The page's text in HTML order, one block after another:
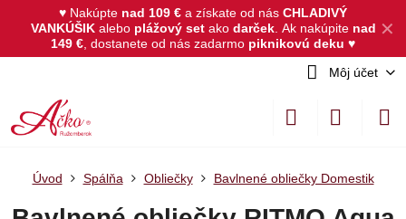
✕
♥ Nakúpte nad 109 € a získate od nás CHLADIVÝ
VANKÚŠIKalebo plážový set akodarček. Ak nakúpite nad
149 € , dostanete od nás zadarmo piknikovú deku ♥
Môj účet
Úvod Spálňa Obliečky Bavlnené obliečky Domestik